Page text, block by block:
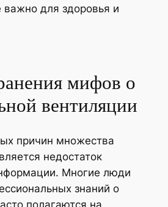
важно для здоровья и
мифов о
вентиляции
причин множества
недостаток
Многие люди
знаний о
полагаются на